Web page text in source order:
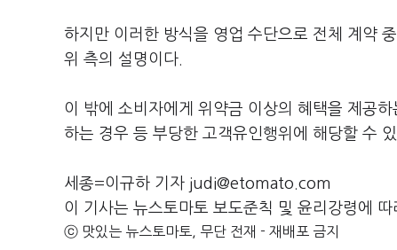
하지만 이러한 방식을 영업 수단으로 전체 계약
위 측의 설명이다.
이 밖에 소비자에게 위약금 이상의 혜택을 제공
하는 경우 등 부당한 고객유인행위에 해당할 수
세종=이규하 기자 judi@etomato.com
이 기사는 뉴스토마토 보도준칙 및 윤리강령에
ⓒ 맛있는 뉴스토마토, 무단 전재 - 재배포 금지